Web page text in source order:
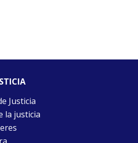
Justicia
la justicia